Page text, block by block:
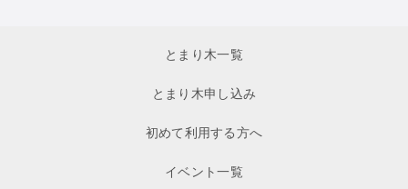
とまり木一覧
とまり木申し込み
初めて利用する方へ
イベント一覧